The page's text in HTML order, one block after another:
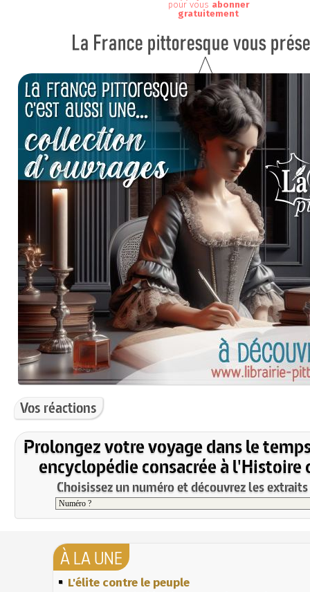
pour vous abonner
gratuitement
Vos réactions
Prolongez votre voyage dans le
encyclopédie consacrée à l'Histoire
Choisissez un numéro et découvrez les
À LA UNE
L'élite contre le peuple